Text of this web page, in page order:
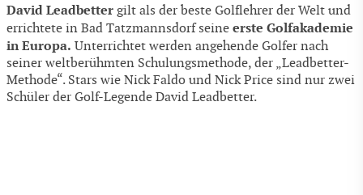
David Leadbetter gilt als der beste Golflehrer der Welt und
errichtete in Bad Tatzmannsdorf seine erste Golfakademie
in Europa. Unterrichtet werden angehende Golfer nach
seiner weltberühmten Schulungsmethode, der „Leadbetter-
Methode“. Stars wie Nick Faldo und Nick Price sind nur zwei
Schüler der Golf-Legende David Leadbetter.